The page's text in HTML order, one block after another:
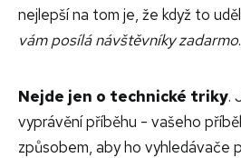
nejlepší na tom je, že když to
vám posílá návštěvníky zadarmo.
Nejde jen o technické triky.
vyprávění příběhu - vašeho
způsobem, aby ho vyhledávače